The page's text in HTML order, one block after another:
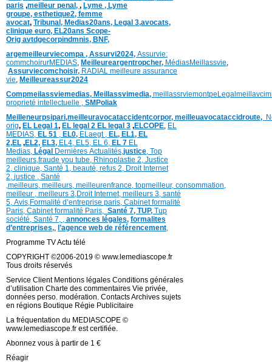
paris ,meilleur penal, , Lyme , Lyme
groupe, esthetique2, femme
avocat, Tribunal, Medias20ans, Legal 3,avocats,
clinique euro, EL20ans Scope-
Orig avtdgecorpindmnis, BNF,
argemeilleurviecompa , Assurvi2024, Assurvie:
commchoirurMEDIAS, Meilleureargentropcher, MédiasMeillassvie,
Assurviecomchoisir, RADIAL meilleure assurance
vie, Meilleureassur2024
Compmeilassviemedias, Meillassvimedia, meillassrviemontpe
proprieté intellectuelle , SMPoliak
Meilleneurpsipari,meilleuravocataccidentcorpor, meilleuavocataccidroute,
orig, EL Legal 1, EL legal 2 EL legal 3 ,ELCOPE, EL
MEDIAS, EL 51 , EL0, ELaegt , EL, EL1, EL
2,EL ,EL2, EL3, EL4, EL5, EL 6, EL 7 EL
Medias, Légal Dernières Actualités,justice, Top
meilleurs,fraude you tube, Rhinoplastie 2, Justice
2, clinique, Santé 1, beauté, refus 2, Droit Internet
2, justice , Santé
,meilleurs, meilleurs, meilleurenfrance, topmeilleur, consommation,
meilleur , meilleurs 3,Droit Internet, meilleurs 3, santé
5, Avis,Formalité d’entreprise paris, Cabinet formalité
Paris, Cabinet formalité Paris, Santé 7, TUP, Tup
société, Santé 7, , annonces légales, formalites
d’entreprises,, l’agence web de référencement,
Programme TV Actu télé
COPYRIGHT ©2006-2019 © www.lemediascope.fr
Tous droits réservés
Service Client Mentions légales Conditions générales
d’utilisation Charte des commentaires Vie privée,
données perso. modération. Contacts Archives sujets
en régions Boutique Régie Publicitaire
La fréquentation du MEDIASCOPE ©
www.lemediascope.fr est certifiée.
Abonnez vous à partir de 1 €
Réagir